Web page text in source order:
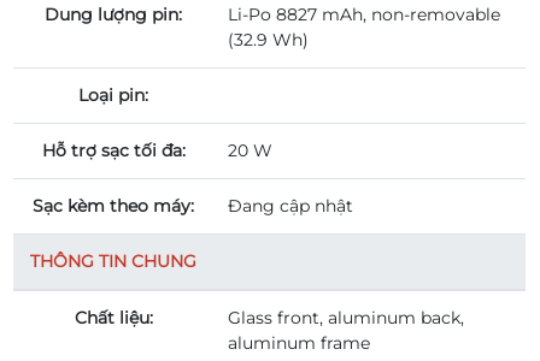
Dung lượng pin:
Li-Po 8827 mAh, non-removable
(32.9 Wh)
Loại pin:
Hỗ trợ sạc tối đa: 20 W
Sạc kèm theo máy: Đang cập nhật
THÔNG TIN CHUNG
Chất liệu:
Glass front, aluminum back,
aluminum frame